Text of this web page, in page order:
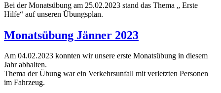
Bei der Monatsübung am 25.02.2023 stand das Thema „ Erste
Hilfe“ auf unseren Übungsplan.
Monatsübung Jänner 2023
Am 04.02.2023 konnten wir unsere erste Monatsübung in diesem
Jahr abhalten.
Thema der Übung war ein Verkehrsunfall mit verletzten Personen
im Fahrzeug.